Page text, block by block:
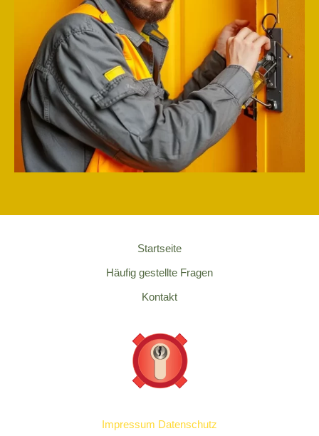
Startseite
Häufig gestellte Fragen
Kontakt
Impressum Datenschutz